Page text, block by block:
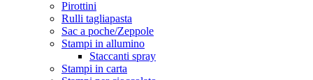
Pirottini
Rulli tagliapasta
Sac a poche/Zeppole
Stampi in allumino
Staccanti spray
Stampi in carta